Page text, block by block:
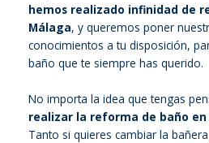
hemos realizado infinidad de
Málaga, y queremos poner
conocimientos a tu disposición,
baño que te siempre has querido.
No importa la idea que tengas
realizar la reforma de baño en
Tanto si quieres cambiar la